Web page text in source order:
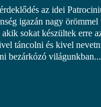
az idei
igazán nagy örömmel
akik sokat készültek erre
táncolni és kivel
bezárkózó világunkban...